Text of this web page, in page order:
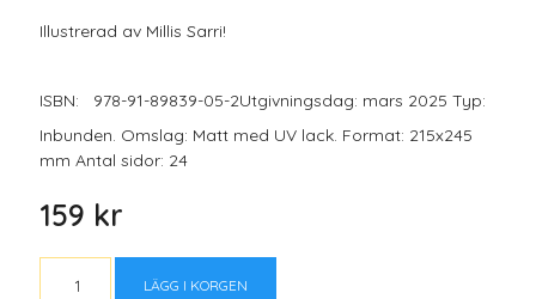
Illustrerad av Millis Sarri!
ISBN: 978-91-89839-05-2Utgivningsdag: mars 2025 Typ:
Inbunden. Omslag: Matt med UV lack. Format: 215x245
mm Antal sidor: 24
159 kr
LÄGG I KORGEN